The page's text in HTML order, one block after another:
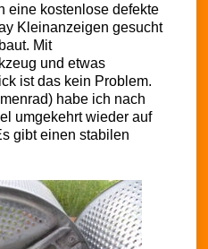
eine kostenlose defekte
Kleinanzeigen gesucht
Mit
und etwas
ist das kein Problem.
habe ich nach
umgekehrt wieder auf
gibt einen stabilen